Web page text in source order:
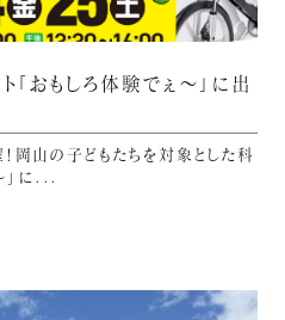
おもしろ体験でぇ～」に出
岡山の子どもたちを対象とした科
」に...